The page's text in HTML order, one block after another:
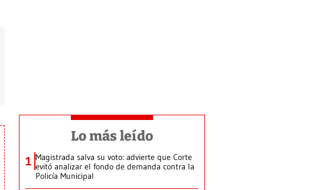
Lo más leído
1 Magistrada salva su voto: advierte que Corte
evitó analizar el fondo de demanda contra la
Policía Municipal